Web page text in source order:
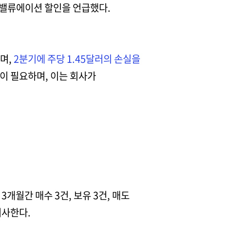
류에이션 할인을 언급했다.
,2분기에 주당 1.45달러의 손실을
필요하며, 이는 회사가
개월간 매수 3건, 보유 3건, 매도
한다.